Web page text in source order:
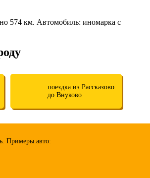
574 км. Автомобиль: иномарка с
поездка из Рассказово
до Внуково
Примеры авто: